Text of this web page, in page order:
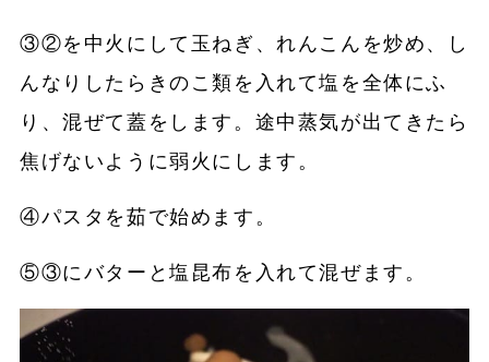
③②を中火にして玉ねぎ、れんこんを炒め、し
んなりしたらきのこ類を入れて塩を全体にふ
り、混ぜて蓋をします。途中蒸気が出てきたら
焦げないように弱火にします。
④パスタを茹で始めます。
⑤③にバターと塩昆布を入れて混ぜます。